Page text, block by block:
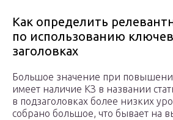
Как определить
по использованию
заголовках
Большое значение при
имеет наличие КЗ в названии
в подзаголовках более низких
собрано большое, что бывает на